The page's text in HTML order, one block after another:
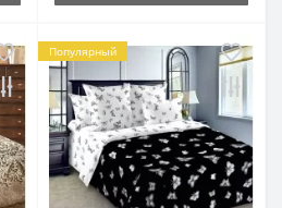
Популярный